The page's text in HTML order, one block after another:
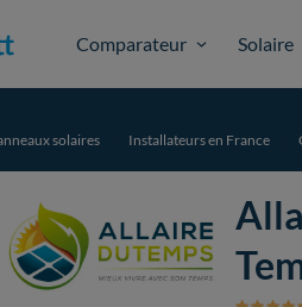
Comparateur Solaire
solaires Installateurs en France